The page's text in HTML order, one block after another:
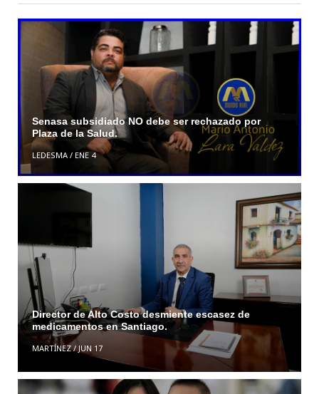
Senasa subsidiado NO debe ser rechazado por
Plaza de la Salud.
LEDESMA/ ENE 4
Director de Alto Costo desmiente escasez de
medicamentos en Santiago.
MARTÍNEZ/ JUN 17